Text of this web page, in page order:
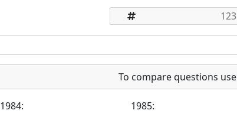
To compare questions use
1984: 1985: